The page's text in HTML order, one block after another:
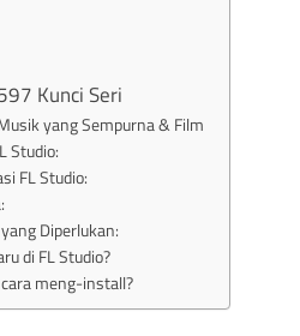
Kunci Seri
yang Sempurna & Film
Studio:
FL Studio:
Diperlukan:
di FL Studio?
meng-install?